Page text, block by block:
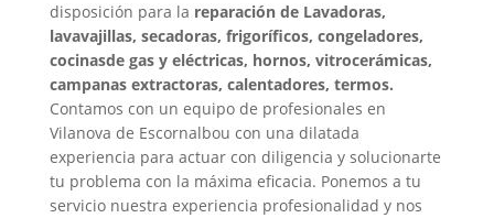
disposición para la reparación de Lavadoras,
lavavajillas, secadoras, frigoríficos, congeladores,
cocinasde gas y eléctricas, hornos, vitrocerámicas,
campanas extractoras, calentadores, termos.
Contamos con un equipo de profesionales en
Vilanova de Escornalbou con una dilatada
experiencia para actuar con diligencia y solucionarte
tu problema con la máxima eficacia. Ponemos a tu
servicio nuestra experiencia profesionalidad y nos